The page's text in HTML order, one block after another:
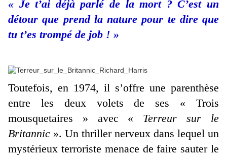
« Je t’ai déjà parlé de la mort ? C’est un
détour que prend la nature pour te dire que
tu t’es trompé de job ! »
Toutefois, en 1974, il s’offre une parenthèse
entre les deux volets de ses « Trois
mousquetaires » avec « Terreur sur le
Britannic ». Un thriller nerveux dans lequel un
mystérieux terroriste menace de faire sauter le